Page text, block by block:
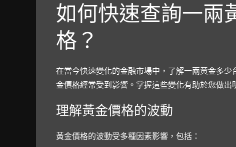
如何快速查詢一兩
格？
在當今快速變化的金融市場中，了解一兩黃金多
金價格經常受到影響。掌握這些變化有助於您做出
理解黃金價格的波動
黃金價格的波動受多種因素影響，包括：